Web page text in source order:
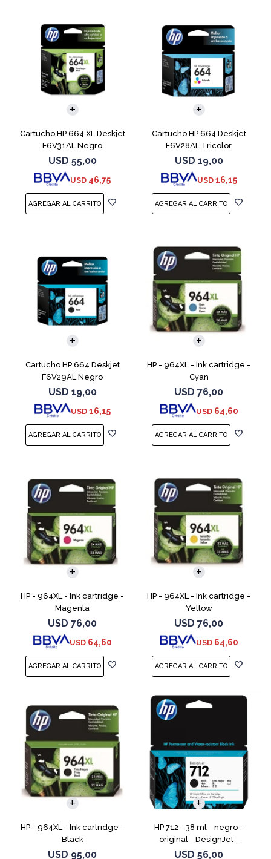
Cartucho HP 664 XL Deskjet
F6V31AL Negro
USD 55,00
USD 46,75
Cartucho HP 664 Deskjet
F6V28AL Tricolor
USD 19,00
USD 16,15
Cartucho HP 664 Deskjet
F6V29AL Negro
USD 19,00
USD 16,15
HP - 964XL - Ink cartridge -
Cyan
USD 76,00
USD 64,60
HP - 964XL - Ink cartridge -
Magenta
USD 76,00
USD 64,60
HP - 964XL - Ink cartridge -
Yellow
USD 76,00
USD 64,60
HP - 964XL - Ink cartridge -
Black
USD 95,00
HP 712 - 38 ml - negro -
original - DesignJet -
cartucho de tinta - para
USD 56,00